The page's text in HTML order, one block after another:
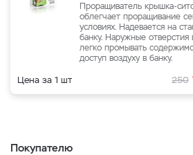
Проращиватель крышка-
облегчает проращивание
условиях. Надевается на
банку. Наружные
легко промывать
доступ воздуху в банку.
Цена за 1 шт 250
Покупателю